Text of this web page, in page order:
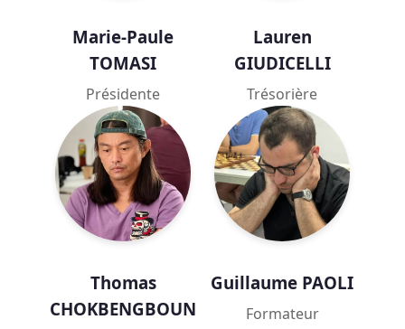
Marie-Paule
TOMASI
Présidente
Lauren
GIUDICELLI
Trésorière
Thomas
CHOKBENGBOUN
Guillaume PAOLI
Formateur